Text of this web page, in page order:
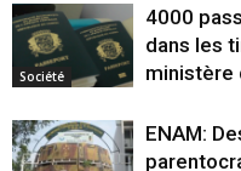
Société
4000
dans les
ministère
ENAM: